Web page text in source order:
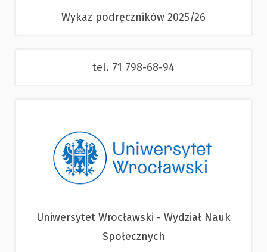
Wykaz podręczników 2025/26
tel. 71 798-68-94
Uniwersytet Wrocławski - Wydział Nauk
Społecznych